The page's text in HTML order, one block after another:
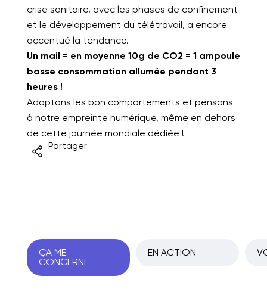
crise sanitaire, avec les phases de confinement
et le développement du télétravail, a encore
accentué la tendance.
Un mail = en moyenne 10g de CO2 = 1 ampoule
basse consommation allumée pendant 3
heures !
Adoptons les bon comportements et pensons
à notre empreinte numérique, même en dehors
de cette journée mondiale dédiée !
Partager
ÇA ME
CONCERNE
EN ACTION